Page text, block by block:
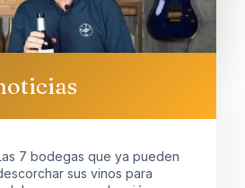
7 bodegas que ya pueden
sus vinos para